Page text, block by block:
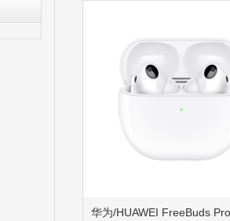
华为/HUAWEI FreeBuds